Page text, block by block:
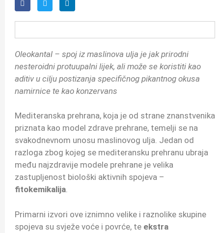
Oleokantal – spoj iz maslinova ulja je jak prirodni
nesteroidni protuupalni lijek, ali može se koristiti kao
aditiv u cilju postizanja specifičnog pikantnog okusa
namirnice te kao konzervans
Mediteranska prehrana, koja je od strane znanstvenika
priznata kao model zdrave prehrane, temelji se na
svakodnevnom unosu maslinovog ulja. Jedan od
razloga zbog kojeg se mediteransku prehranu ubraja
među najzdravije modele prehrane je velika
zastupljenost biološki aktivnih spojeva –
fitokemikalija.
Primarni izvori ove iznimno velike i raznolike skupine
spojeva su svježe voće i povrće, te ekstra